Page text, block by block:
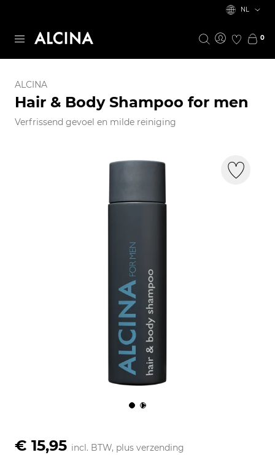
NL
0
ALCINA
Hair & Body Shampoo for men
Verfrissend gevoel en milde reiniging
€ 15,95 incl. BTW, plus verzending